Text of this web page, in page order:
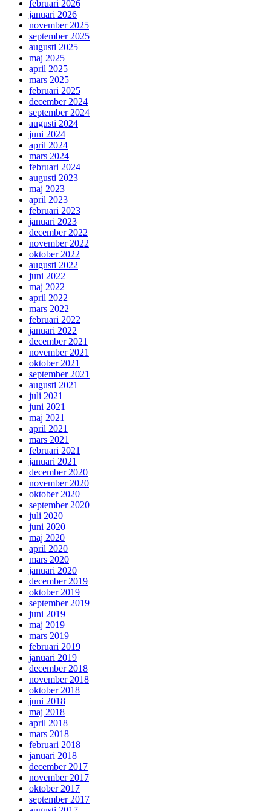
februari 2026
januari 2026
november 2025
september 2025
augusti 2025
maj 2025
april 2025
mars 2025
februari 2025
december 2024
september 2024
augusti 2024
juni 2024
april 2024
mars 2024
februari 2024
augusti 2023
maj 2023
april 2023
februari 2023
januari 2023
december 2022
november 2022
oktober 2022
augusti 2022
juni 2022
maj 2022
april 2022
mars 2022
februari 2022
januari 2022
december 2021
november 2021
oktober 2021
september 2021
augusti 2021
juli 2021
juni 2021
maj 2021
april 2021
mars 2021
februari 2021
januari 2021
december 2020
november 2020
oktober 2020
september 2020
juli 2020
juni 2020
maj 2020
april 2020
mars 2020
januari 2020
december 2019
oktober 2019
september 2019
juni 2019
maj 2019
mars 2019
februari 2019
januari 2019
december 2018
november 2018
oktober 2018
juni 2018
maj 2018
april 2018
mars 2018
februari 2018
januari 2018
december 2017
november 2017
oktober 2017
september 2017